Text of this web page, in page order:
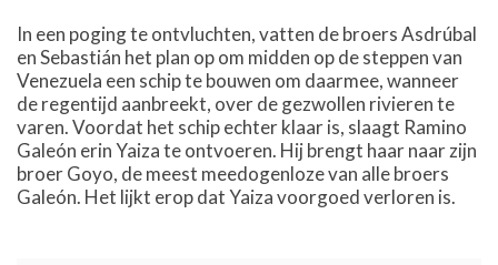
In een poging te ontvluchten, vatten de broers Asdrúbal
en Sebastián het plan op om midden op de steppen van
Venezuela een schip te bouwen om daarmee, wanneer
de regentijd aanbreekt, over de gezwollen rivieren te
varen. Voordat het schip echter klaar is, slaagt Ramino
Galeón erin Yaiza te ontvoeren. Hij brengt haar naar zijn
broer Goyo, de meest meedogenloze van alle broers
Galeón. Het lijkt erop dat Yaiza voorgoed verloren is.